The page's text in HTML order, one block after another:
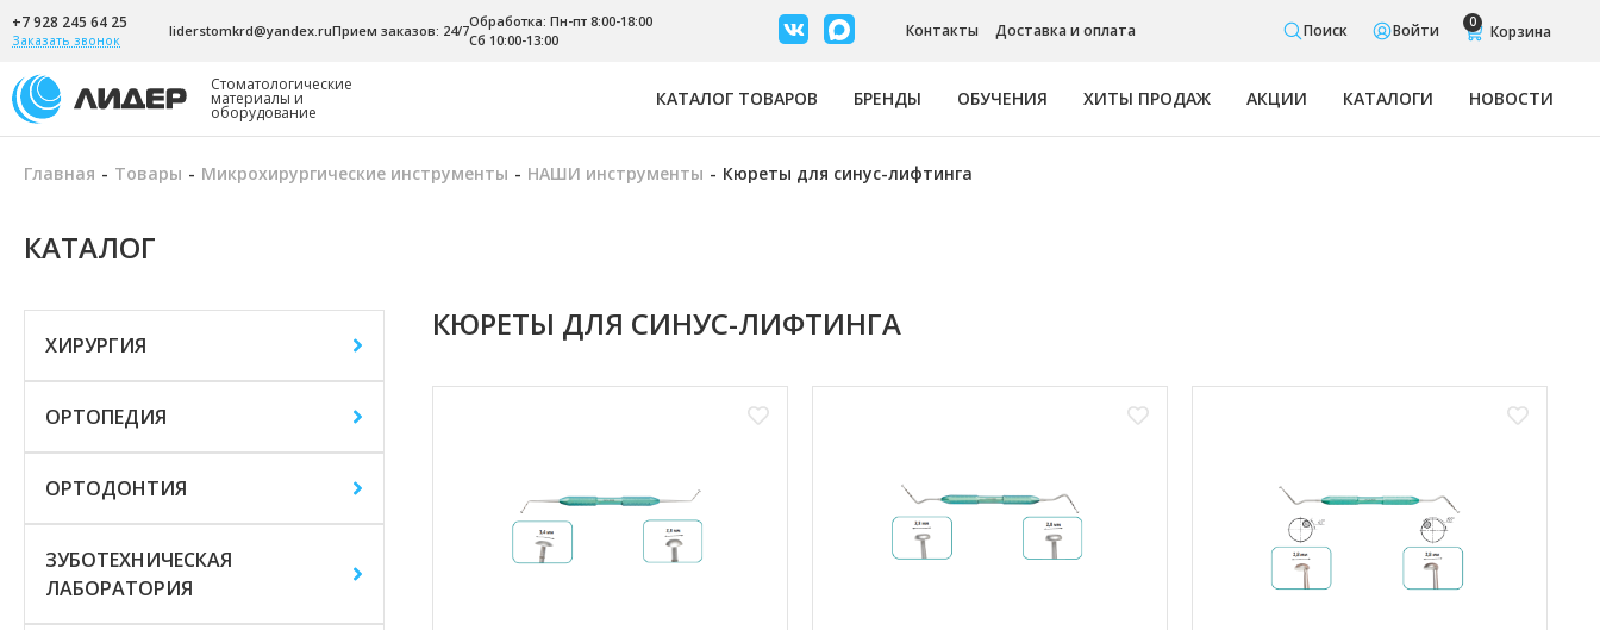
+7 928 245 64 25
Заказать звонок
liderstomkrd@yandex.ruПрием заказов: 24/7
Обработка: Пн-пт 8:00-18:00
Сб 10:00-13:00
Контакты Доставка и оплата Поиск Войти 0
Стоматологические
материалы и
оборудование
КАТАЛОГ ТОВАРОВ БРЕНДЫ ОБУЧЕНИЯ ХИТЫ ПРОДАЖ АКЦИИ КАТАЛОГИ НОВОСТИ
Главная - Товары - Микрохирургические инструменты - НАШИ инструменты - Кюреты для синус-лифтинга
КАТАЛОГ
ХИРУРГИЯ
ОРТОПЕДИЯ
ОРТОДОНТИЯ
ЗУБОТЕХНИЧЕСКАЯ
ЛАБОРАТОРИЯ
КЮРЕТЫ ДЛЯ СИНУС-ЛИФТИНГА